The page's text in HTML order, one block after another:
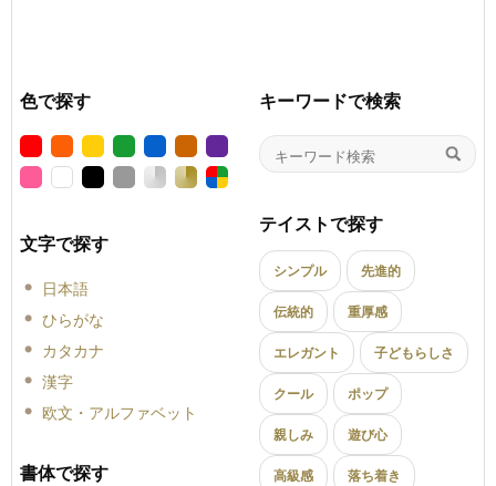
色で探す
文字で探す
日本語
ひらがな
カタカナ
漢字
欧文・アルファベット
書体で探す
キーワードで検索
テイストで探す
シンプル 先進的
伝統的 重厚感
エレガント 子どもらしさ
クール ポップ
親しみ 遊び心
高級感 落ち着き